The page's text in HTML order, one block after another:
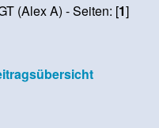
(Alex A) - Seiten: [1]